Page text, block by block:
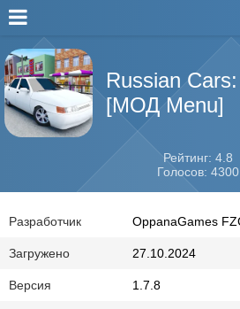
Russian
[МОД Menu]
Рейтинг: 4.8
Голосов: 4300
Разработчик OppanaGames
Загружено 27.10.2024
Версия 1.7.8